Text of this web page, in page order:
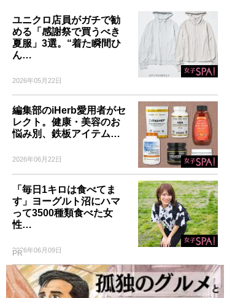
ユニクロ店員がガチで勧
める「感謝祭で買うべき
夏服」3選。“着た瞬間ひ
ん…
2026年05月22日
編集部のiHerb愛用者がセ
レクト。健康・美容のお
悩み別、鉄板アイテム…
2026年06月22日
「毎日1キロは食べてま
す」ヨーグルト沼にハマ
って3500種類食べた女
性…
2026年06月09日
PR